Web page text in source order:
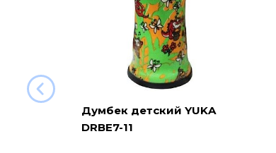
Думбек детский YUKA
DRBE7-11